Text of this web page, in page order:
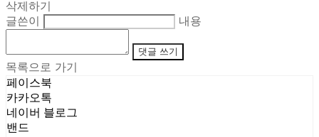
삭제하기
글쓴이
내용
댓글 쓰기
목록으로 가기
페이스북
카카오톡
네이버 블로그
밴드